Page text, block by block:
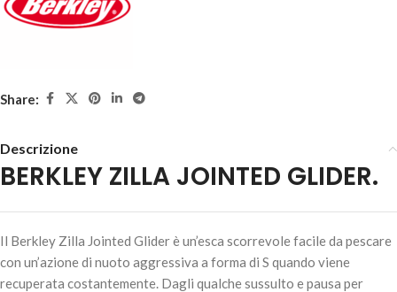
BERKLEY ZILLA JOINTED GLIDER – BURBOT
14,00€ 3 disponibili
Share:
Descrizione
BERKLEY ZILLA JOINTED GLIDER.
Il Berkley Zilla Jointed Glider è un’esca scorrevole facile da pescare
con un’azione di nuoto aggressiva a forma di S quando viene
recuperata costantemente. Dagli qualche sussulto e pausa per